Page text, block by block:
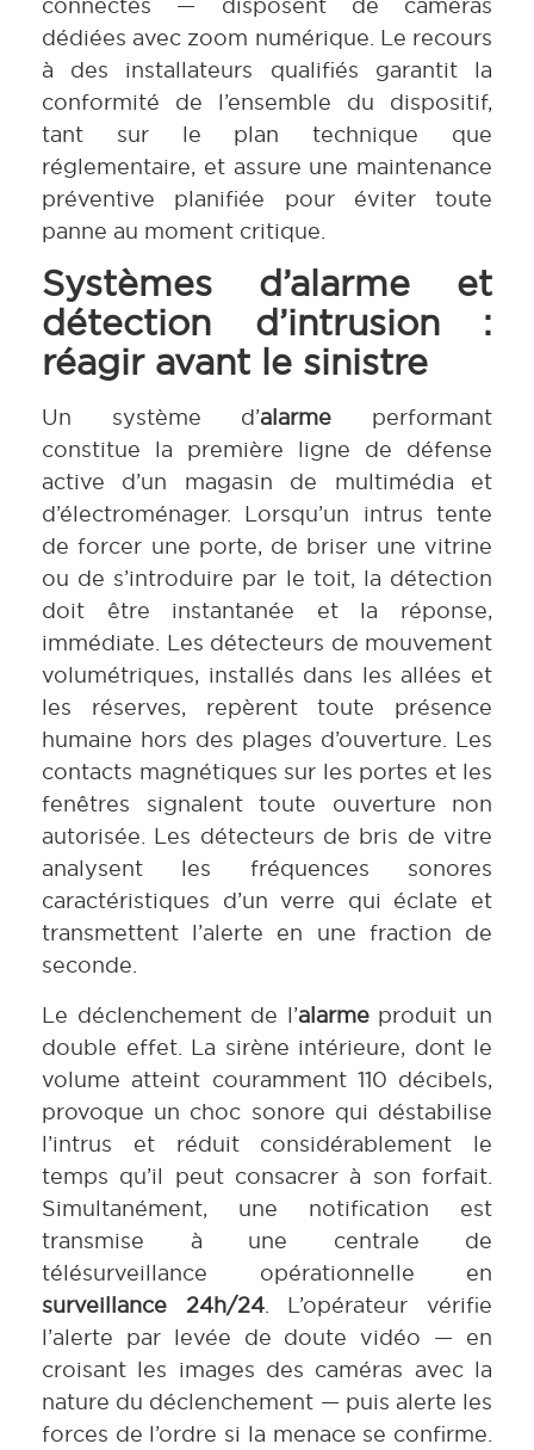
dédiées avec zoom numérique. Le recours
à des installateurs qualifiés garantit la
conformité de l’ensemble du dispositif,
tant sur le plan technique que
réglementaire, et assure une maintenance
préventive planifiée pour éviter toute
panne au moment critique.
Systèmes d’alarme et
détection d’intrusion :
réagir avant le sinistre
Un système d’alarme performant
constitue la première ligne de défense
active d’un magasin de multimédia et
d’électroménager. Lorsqu’un intrus tente
de forcer une porte, de briser une vitrine
ou de s’introduire par le toit, la détection
doit être instantanée et la réponse,
immédiate. Les détecteurs de mouvement
volumétriques, installés dans les allées et
les réserves, repèrent toute présence
humaine hors des plages d’ouverture. Les
contacts magnétiques sur les portes et les
fenêtres signalent toute ouverture non
autorisée. Les détecteurs de bris de vitre
analysent les fréquences sonores
caractéristiques d’un verre qui éclate et
transmettent l’alerte en une fraction de
seconde.
Le déclenchement de l’alarmeproduit un
double effet. La sirène intérieure, dont le
volume atteint couramment 110 décibels,
provoque un choc sonore qui déstabilise
l’intrus et réduit considérablement le
temps qu’il peut consacrer à son forfait.
Simultanément, une notification est
transmise à une centrale de
télésurveillance opérationnelle en
surveillance 24h/24. L’opérateur vérifie
l’alerte par levée de doute vidéo — en
croisant les images des caméras avec la
nature du déclenchement — puis alerte les
forces de l’ordre si la menace se confirme.